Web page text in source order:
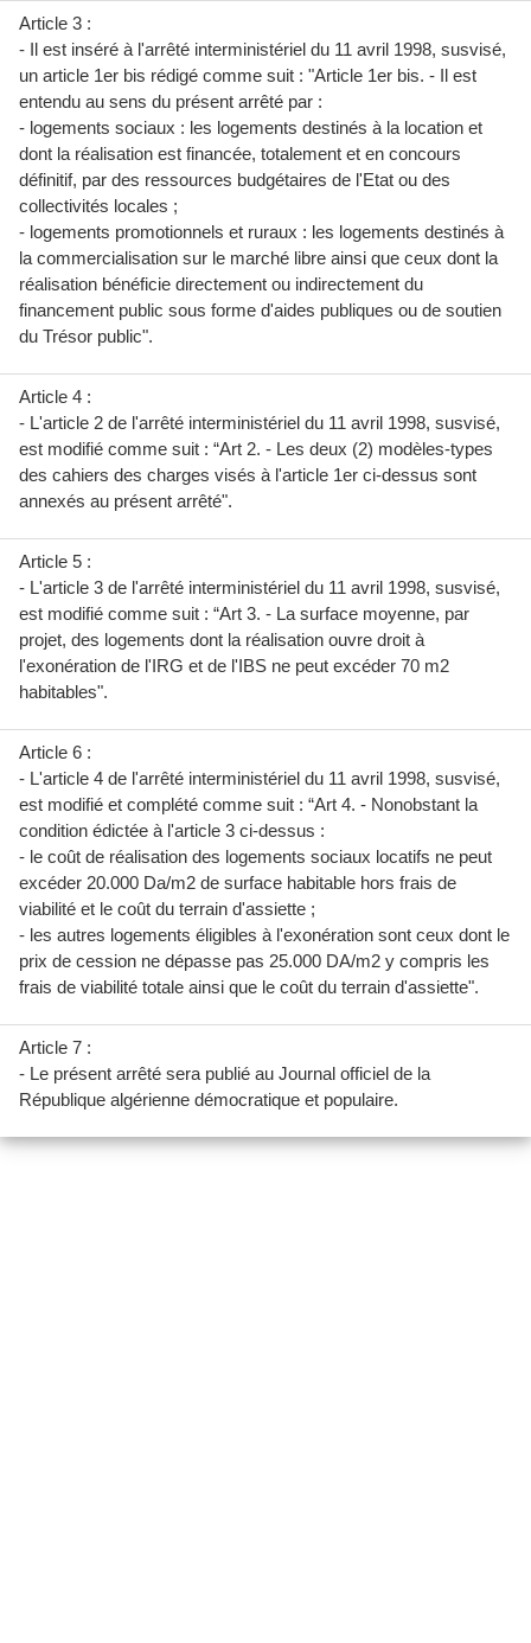
Article 3 :
- Il est inséré à l'arrêté interministériel du 11 avril 1998, susvisé,
un article 1er bis rédigé comme suit : "Article 1er bis. - Il est
entendu au sens du présent arrêté par :
- logements sociaux : les logements destinés à la location et
dont la réalisation est financée, totalement et en concours
définitif, par des ressources budgétaires de l'Etat ou des
collectivités locales ;
- logements promotionnels et ruraux : les logements destinés à
la commercialisation sur le marché libre ainsi que ceux dont la
réalisation bénéficie directement ou indirectement du
financement public sous forme d'aides publiques ou de soutien
du Trésor public".
Article 4 :
- L'article 2 de l'arrêté interministériel du 11 avril 1998, susvisé,
est modifié comme suit : “Art 2. - Les deux (2) modèles-types
des cahiers des charges visés à l'article 1er ci-dessus sont
annexés au présent arrêté".
Article 5 :
- L'article 3 de l'arrêté interministériel du 11 avril 1998, susvisé,
est modifié comme suit : “Art 3. - La surface moyenne, par
projet, des logements dont la réalisation ouvre droit à
l'exonération de l'IRG et de l'IBS ne peut excéder 70 m2
habitables".
Article 6 :
- L'article 4 de l'arrêté interministériel du 11 avril 1998, susvisé,
est modifié et complété comme suit : “Art 4. - Nonobstant la
condition édictée à l'article 3 ci-dessus :
- le coût de réalisation des logements sociaux locatifs ne peut
excéder 20.000 Da/m2 de surface habitable hors frais de
viabilité et le coût du terrain d'assiette ;
- les autres logements éligibles à l'exonération sont ceux dont le
prix de cession ne dépasse pas 25.000 DA/m2 y compris les
frais de viabilité totale ainsi que le coût du terrain d'assiette".
Article 7 :
- Le présent arrêté sera publié au Journal officiel de la
République algérienne démocratique et populaire.